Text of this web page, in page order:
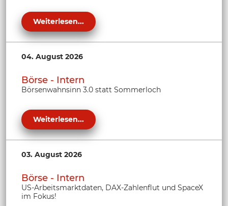
Weiterlesen...
04. August 2026
Börse - Intern
Börsenwahnsinn 3.0 statt Sommerloch
Weiterlesen...
03. August 2026
Börse - Intern
US-Arbeitsmarktdaten, DAX-Zahlenflut und SpaceX
im Fokus!